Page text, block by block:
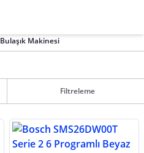
Bulaşık Makinesi
Filtreleme